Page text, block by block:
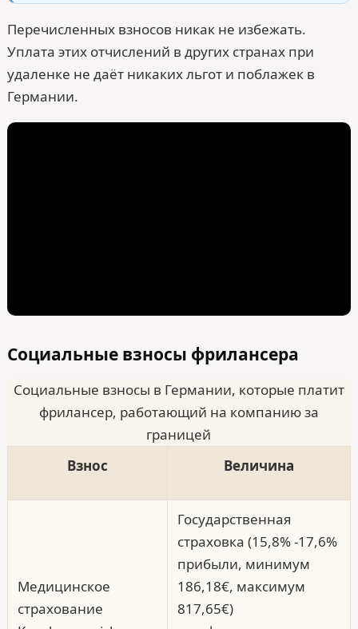
Перечисленных взносов никак не избежать.
Уплата этих отчислений в других странах при
удаленке не даёт никаких льгот и поблажек в
Германии.
Социальные взносы фрилансера
Социальные взносы в Германии, которые платит
фрилансер, работающий на компанию за
границей
Взнос
Величина
Медицинское
страхование
Государственная
страховка (15,8% -17,6%
прибыли, минимум
186,18€, максимум
817,65€)